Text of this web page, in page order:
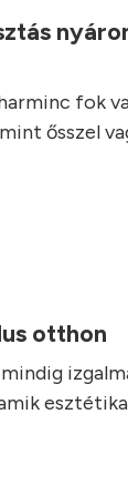
fok
ősszel
otthon